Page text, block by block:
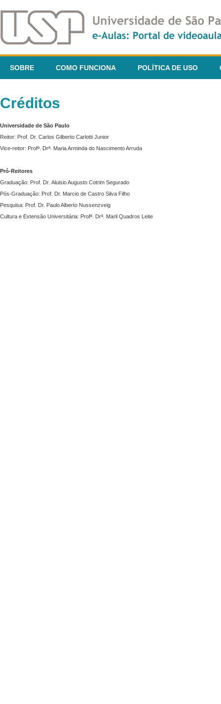
SOBRE COMO FUNCIONA POLÍTICA DE USO
Créditos
Universidade de São Paulo
Reitor: Prof. Dr. Carlos Gilberto Carlotti Junior
Vice-reitor: Profª. Drª. Maria Arminda do Nascimento Arruda
Pró-Reitores
Graduação: Prof. Dr. Aluisio Augusto Cotrim Segurado
Pós-Graduação: Prof. Dr. Marcio de Castro Silva Filho
Pesquisa: Prof. Dr. Paulo Alberto Nussenzveig
Cultura e Extensão Universitária: Profª. Drª. Marli Quadros Leite